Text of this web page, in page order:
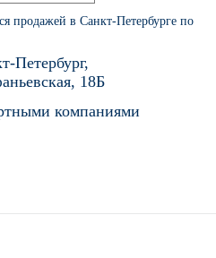
продажей в Санкт-Петербурге по
Петербург,
18Б
компаниями